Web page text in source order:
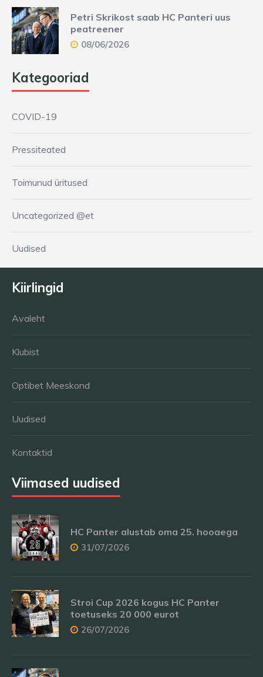
Petri Skrikost saab HC Panteri uus
peatreener
08/06/2026
Kategooriad
COVID-19
Pressiteated
Toimunud üritused
Uncategorized @et
Uudised
Kiirlingid
Avaleht
Klubist
Optibet Meeskond
Uudised
Kontaktid
Viimased uudised
HC Panter alustab oma 25. hooaega
31/07/2026
Stroi Cup 2026 kogus HC Panter
toetuseks 20 000 eurot
26/07/2026